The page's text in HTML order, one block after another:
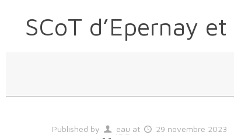
SCoT d’Epernay
Published by eau at 29 novembre 2023